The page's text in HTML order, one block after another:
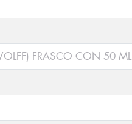
FRASCO CON 50 ML